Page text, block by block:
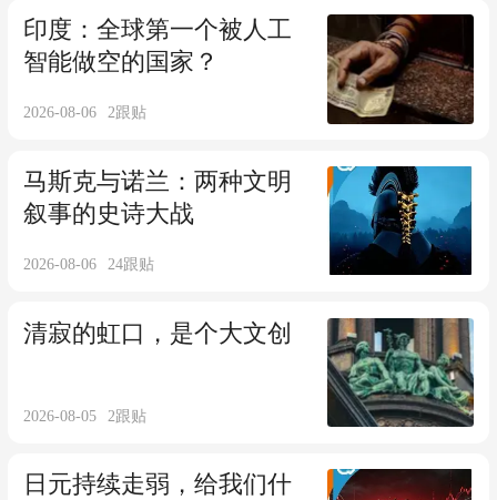
印度：全球第一个被人工
智能做空的国家？
2026-08-06 2跟贴
马斯克与诺兰：两种文明
叙事的史诗大战
2026-08-06 24跟贴
清寂的虹口，是个大文创
2026-08-05 2跟贴
日元持续走弱，给我们什